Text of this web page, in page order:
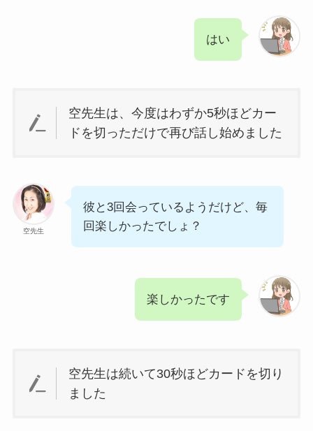
はい
空先生は、今度はわずか5秒ほどカー
ドを切っただけで再び話し始めました
空先生
彼と3回会っているようだけど、毎
回楽しかったでしょ？
楽しかったです
空先生は続いて30秒ほどカードを切り
ました